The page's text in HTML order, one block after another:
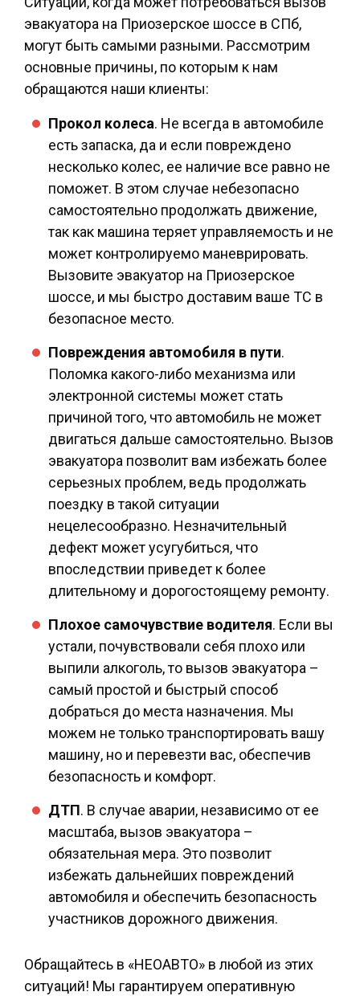
эвакуатора на Приозерское шоссе в СПб,
могут быть самыми разными. Рассмотрим
основные причины, по которым к нам
обращаются наши клиенты:
Прокол колеса. Не всегда в автомобиле
есть запаска, да и если повреждено
несколько колес, ее наличие все равно не
поможет. В этом случае небезопасно
самостоятельно продолжать движение,
так как машина теряет управляемость и не
может контролируемо маневрировать.
Вызовите эвакуатор на Приозерское
шоссе, и мы быстро доставим ваше ТС в
безопасное место.
Повреждения автомобиля в пути.
Поломка какого-либо механизма или
электронной системы может стать
причиной того, что автомобиль не может
двигаться дальше самостоятельно. Вызов
эвакуатора позволит вам избежать более
серьезных проблем, ведь продолжать
поездку в такой ситуации
нецелесообразно. Незначительный
дефект может усугубиться, что
впоследствии приведет к более
длительному и дорогостоящему ремонту.
Плохое самочувствие водителя. Если вы
устали, почувствовали себя плохо или
выпили алкоголь, то вызов эвакуатора –
самый простой и быстрый способ
добраться до места назначения. Мы
можем не только транспортировать вашу
машину, но и перевезти вас, обеспечив
безопасность и комфорт.
ДТП. В случае аварии, независимо от ее
масштаба, вызов эвакуатора –
обязательная мера. Это позволит
избежать дальнейших повреждений
автомобиля и обеспечить безопасность
участников дорожного движения.
Обращайтесь в «НЕОАВТО» в любой из этих
ситуаций! Мы гарантируем оперативную